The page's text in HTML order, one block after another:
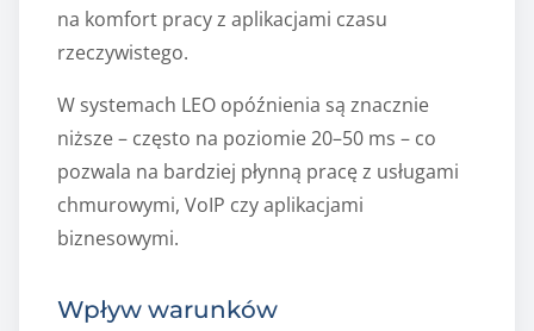
na komfort pracy z aplikacjami czasu
rzeczywistego.
W systemach LEO opóźnienia są znacznie
niższe – często na poziomie 20–50 ms – co
pozwala na bardziej płynną pracę z usługami
chmurowymi, VoIP czy aplikacjami
biznesowymi.
Wpływ warunków